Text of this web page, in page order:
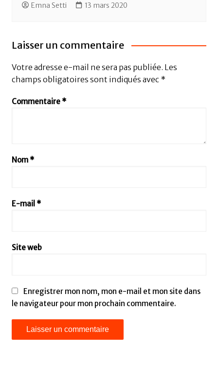
Emna Setti 13 mars 2020
Laisser un commentaire
Votre adresse e-mail ne sera pas publiée. Les
champs obligatoires sont indiqués avec *
Commentaire *
Nom *
E-mail *
Site web
Enregistrer mon nom, mon e-mail et mon site dans
le navigateur pour mon prochain commentaire.